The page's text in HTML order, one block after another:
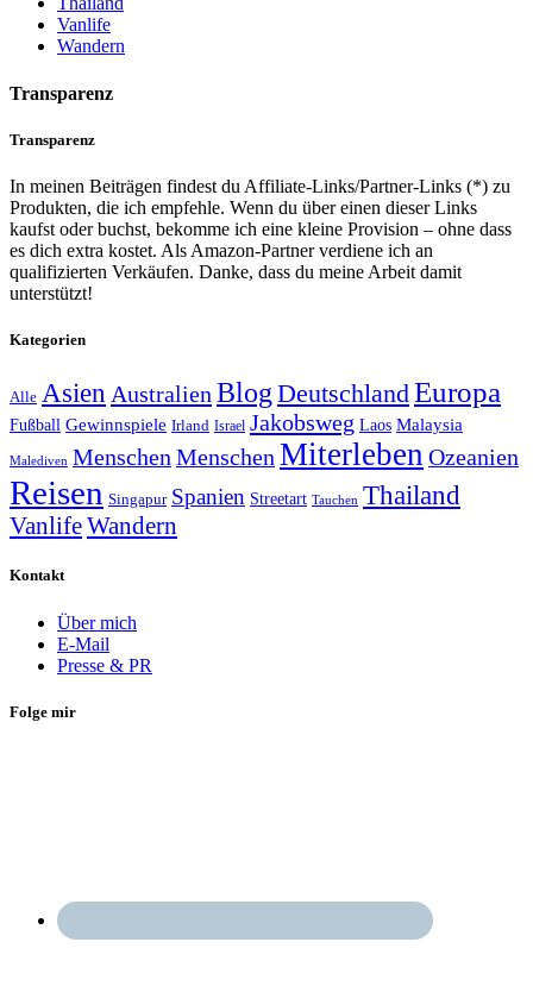
Vanlife
Wandern
Transparenz
Transparenz
In meinen Beiträgen findest du Affiliate-Links/Partner-Links (*) zu
Produkten, die ich empfehle. Wenn du über einen dieser Links
kaufst oder buchst, bekomme ich eine kleine Provision – ohne dass
es dich extra kostet. Als Amazon-Partner verdiene ich an
qualifizierten Verkäufen. Danke, dass du meine Arbeit damit
unterstützt!
Kategorien
Alle Asien Australien BlogDeutschlandEuropa
Fußball Gewinnspiele Irland Israel Jakobsweg Laos Malaysia
Malediven Menschen Menschen Miterleben Ozeanien
Reisen Singapur Spanien Streetart Tauchen Thailand
VanlifeWandern
Kontakt
Über mich
E-Mail
Presse & PR
Folge mir